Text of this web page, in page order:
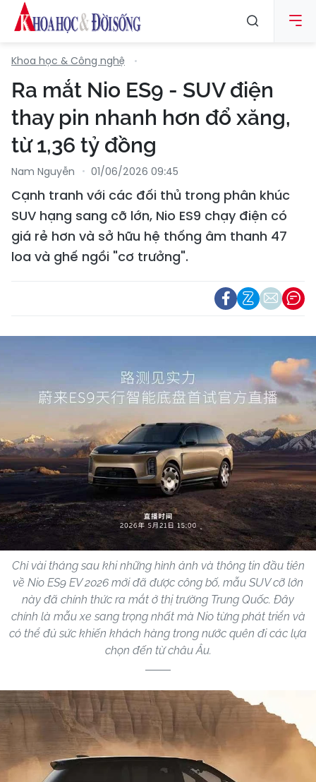
Khoa học & Công nghệ
Ra mắt Nio ES9 - SUV điện
thay pin nhanh hơn đổ xăng,
từ 1,36 tỷ đồng
Nam Nguyễn 01/06/2026 09:45
Cạnh tranh với các đối thủ trong phân khúc
SUV hạng sang cỡ lớn, Nio ES9 chạy điện có
giá rẻ hơn và sở hữu hệ thống âm thanh 47
loa và ghế ngồi "cơ trưởng".
Chỉ vài tháng sau khi những hình ảnh và thông tin đầu tiên
về Nio ES9 EV 2026 mới đã được công bố, mẫu SUV cỡ lớn
này đã chính thức ra mắt ở thị trường Trung Quốc. Đây
chính là mẫu xe sang trọng nhất mà Nio từng phát triển và
có thể đủ sức khiến khách hàng trong nước quên đi các lựa
chọn đến từ châu Âu.